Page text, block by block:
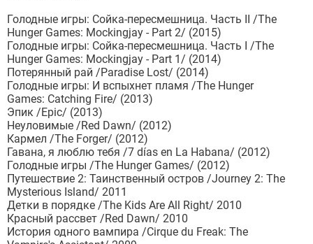
Голодные игры: Сойка-пересмешница. Часть II /The
Hunger Games: Mockingjay - Part 2/ (2015)
Голодные игры: Сойка-пересмешница. Часть I /The
Hunger Games: Mockingjay - Part 1/ (2014)
Потерянный рай /Paradise Lost/ (2014)
Голодные игры: И вспыхнет пламя /The Hunger
Games: Catching Fire/ (2013)
Эпик /Epic/ (2013)
Неуловимые /Red Dawn/ (2012)
Кармел /The Forger/ (2012)
Гавана, я люблю тебя /7 días en La Habana/ (2012)
Голодные игры /The Hunger Games/ (2012)
Путешествие 2: Таинственный остров /Journey 2: The
Mysterious Island/ 2011
Детки в порядке /The Kids Are All Right/ 2010
Красный рассвет /Red Dawn/ 2010
История одного вампира /Cirque du Freak: The